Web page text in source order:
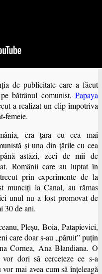
de publicitate care a făcut
bătrânul comunist, Papaya
a realizat un clip împotriva
femeie.
era țara cu cea mai
şi una din ţările cu cea
astăzi, zeci de mii de
Românii care au luptat în
prin experimente de la
munciţi la Canal, au rămas
unul nu a fost promovat de
30 de ani.
Pleşu, Boia, Patapievici,
care doar s-au „păruit” puţin
Cornea, Ana Blandiana. O
dori să cerceteze ce s-a
mai avea cum să înţeleagă